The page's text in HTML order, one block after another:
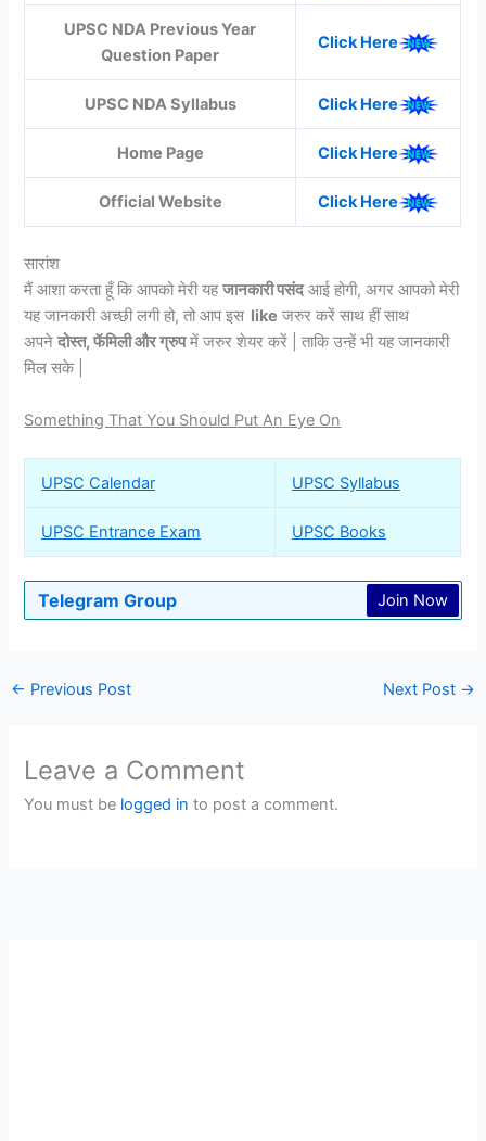
UPSC NDA Previous Year
Question Paper
Click Here
UPSC NDA Syllabus Click Here
Home Page Click Here
Official Website Click Here
सारांश
मैं आशा करता हूँ कि आपको मेरी यहजानकारी पसंदआई होगी, अगर आपको मेरी
यह जानकारी अच्छी लगी हो, तो आप इस like जरुर करें साथ हीं साथ
अपनेदोस्त, फॅमिली और ग्रुपमें जरुर शेयर करें | ताकि उन्हें भी यह जानकारी
मिल सके |
Something That You Should Put An Eye On
UPSC Calendar UPSC Syllabus
UPSC Entrance Exam UPSC Books
Telegram Group Join Now
← Previous Post Next Post →
Leave a Comment
You must be logged in to post a comment.